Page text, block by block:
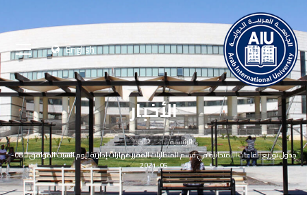
English
الأخبار
الرئيسية
الأخبار
جدول توزيع القاعات الامتحانية في قسم المتطلبات المقرر مهارات إدارية ليوم السبت الموافق لـ 08-
05-2021